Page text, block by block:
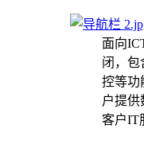
面向
闭，包
控等功
户提
客户IT